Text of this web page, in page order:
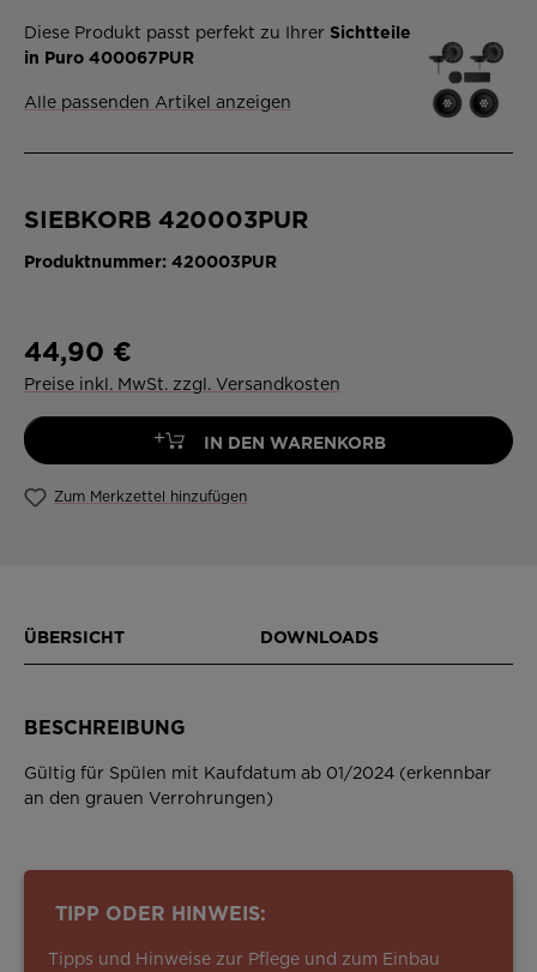
Diese Produkt passt perfekt zu Ihrer Sichtteile
in Puro 400067PUR
Alle passenden Artikel anzeigen
SIEBKORB 420003PUR
Produktnummer: 420003PUR
44,90 €
Preise inkl. MwSt. zzgl. Versandkosten
+ IN DEN WARENKORB
Zum Merkzettel hinzufügen
ÜBERSICHT DOWNLOADS
BESCHREIBUNG
Gültig für Spülen mit Kaufdatum ab 01/2024 (erkennbar
an den grauen Verrohrungen)
TIPP ODER HINWEIS:
Tipps und Hinweise zur Pflege und zum Einbau